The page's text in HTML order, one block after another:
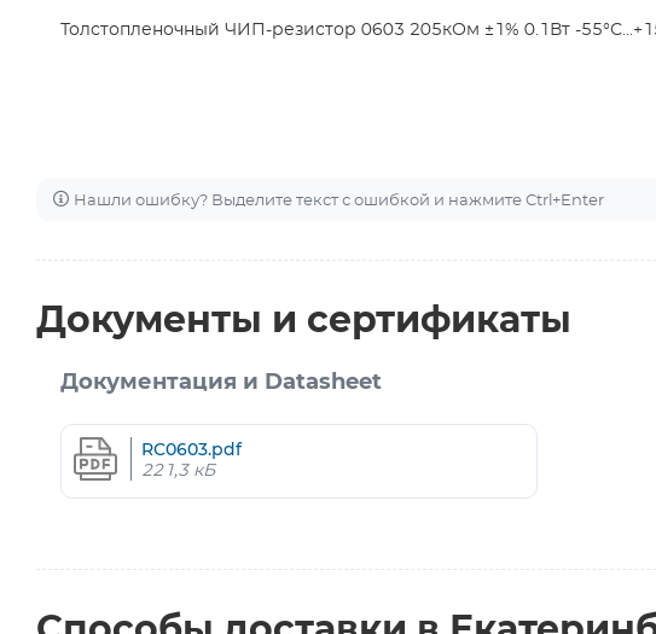
Толстопленочный ЧИП-резистор 0603 205кОм ±1% 0.1Вт -
Нашли ошибку? Выделите текст с ошибкой и нажмите Ctrl+Enter
Документы и сертификаты
Документация и Datasheet
RC0603.pdf
221,3 кБ